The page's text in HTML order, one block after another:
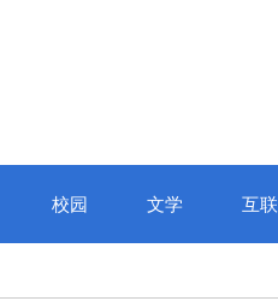
校园 文学 互